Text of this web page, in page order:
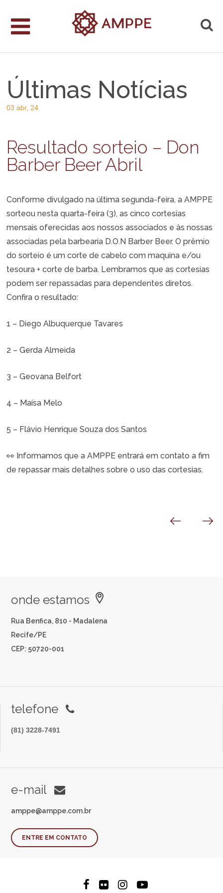
Últimas Notícias
03 abr, 24
Resultado sorteio – Don
Barber Beer Abril
Conforme divulgado na última segunda-feira, a AMPPE
sorteou nesta quarta-feira (3), as cinco cortesias
mensais oferecidas aos nossos associados e às nossas
associadas pela barbearia D.O.N Barber Beer. O prêmio
do sorteio é um corte de cabelo com maquina e/ou
tesoura + corte de barba. Lembramos que as cortesias
podem ser repassadas para dependentes diretos.
Confira o resultado:
1 – Diego Albuquerque Tavares
2 – Gerda Almeida
3 – Geovana Belfort
4 – Maísa Melo
5 – Flávio Henrique Souza dos Santos
👀 Informamos que a AMPPE entrará em contato a fim
de repassar mais detalhes sobre o uso das cortesias.
onde estamos
Rua Benfica, 810 - Madalena
Recife/PE
CEP: 50720-001
telefone
(81) 3228-7491
e-mail
amppe@amppe.com.br
ENTRE EM CONTATO